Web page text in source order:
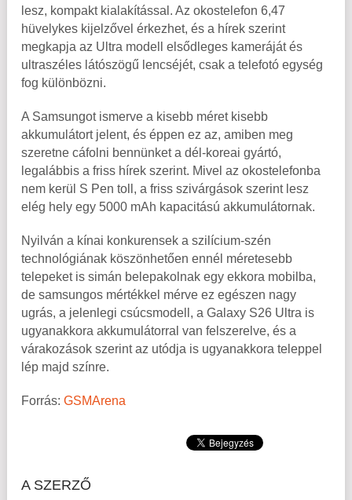
lesz, kompakt kialakítással. Az okostelefon 6,47
hüvelykes kijelzővel érkezhet, és a hírek szerint
megkapja az Ultra modell elsődleges kameráját és
ultraszéles látószögű lencséjét, csak a telefotó egység
fog különbözni.
A Samsungot ismerve a kisebb méret kisebb
akkumulátort jelent, és éppen ez az, amiben meg
szeretne cáfolni bennünket a dél-koreai gyártó,
legalábbis a friss hírek szerint. Mivel az okostelefonba
nem kerül S Pen toll, a friss szivárgások szerint lesz
elég hely egy 5000 mAh kapacitású akkumulátornak.
Nyilván a kínai konkurensek a szilícium-szén
technológiának köszönhetően ennél méretesebb
telepeket is simán belepakolnak egy ekkora mobilba,
de samsungos mértékkel mérve ez egészen nagy
ugrás, a jelenlegi csúcsmodell, a Galaxy S26 Ultra is
ugyanakkora akkumulátorral van felszerelve, és a
várakozások szerint az utódja is ugyanakkora teleppel
lép majd színre.
Forrás: GSMArena
A SZERZŐ